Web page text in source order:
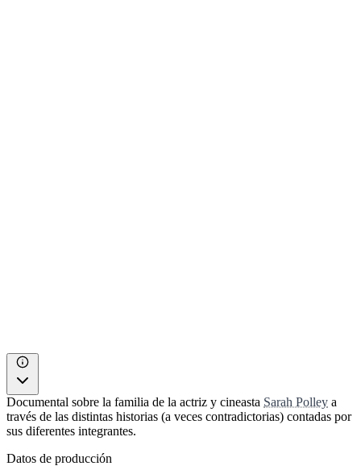
Documental sobre la familia de la actriz y cineasta Sarah Polley a
través de las distintas historias (a veces contradictorias) contadas por
sus diferentes integrantes.
Datos de producción